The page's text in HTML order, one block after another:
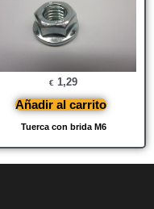
Tuerca con brida M6
€ 1,29
Añadir al carrito